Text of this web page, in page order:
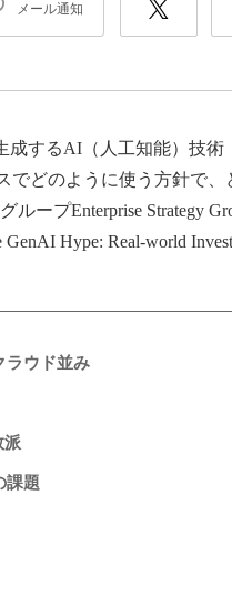
メール通知
するAI（人工知能）技術
どのように使う方針で、
ループEnterprise Strategy
Hype: Real-world
ラウド並み
派
課題